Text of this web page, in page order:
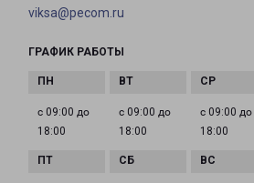
viksa@pecom.ru
ГРАФИК РАБОТЫ
с 09:00 до
18:00
с 09:00 до
18:00
с 09:00 до
18:00